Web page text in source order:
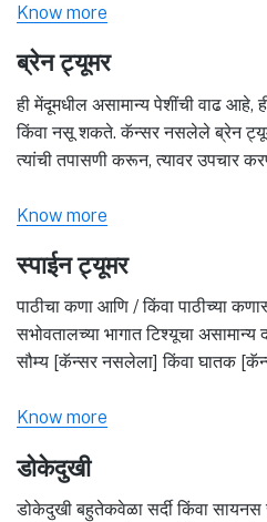
Know more
ब्रेन ट्यूमर
ही मेंदूमधील असामान्य पेशींची वाढ
किंवा नसू शकते. कॅन्सर नसलेले ब्रेन
त्यांची तपासणी करून, त्यावर उपचार
Know more
स्पाईन ट्यूमर
पाठीचा कणा आणि / किंवा पाठीच्या
सभोवतालच्या भागात टिश्यूचा असामान्य
सौम्य [कॅन्सर नसलेला] किंवा घातक
Know more
डोकेदुखी
डोकेदुखी बहुतेकवेळा सर्दी किंवा सायनस